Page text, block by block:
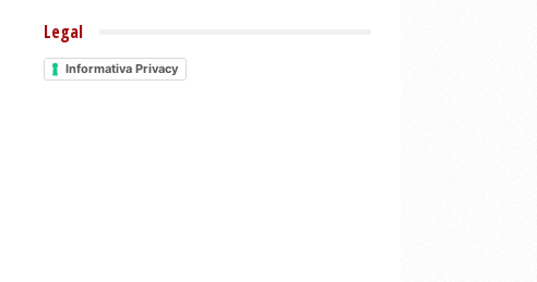
Legal
Informativa Privacy